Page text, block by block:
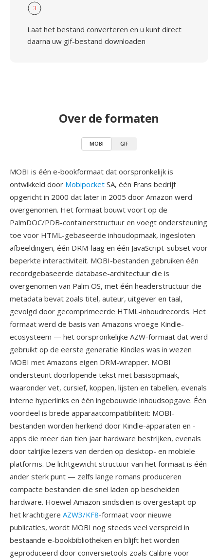
3
Laat het bestand converteren en u kunt direct
daarna uw gif-bestand downloaden
Over de formaten
MOBI GIF
MOBI is één e-bookformaat dat oorspronkelijk is
ontwikkeld door Mobipocket SA, één Frans bedrijf
opgericht in 2000 dat later in 2005 door Amazon werd
overgenomen. Het formaat bouwt voort op de
PalmDOC/PDB-containerstructuur en voegt ondersteuning
toe voor HTML-gebaseerde inhoudopmaak, ingesloten
afbeeldingen, één DRM-laag en één JavaScript-subset voor
beperkte interactiviteit. MOBI-bestanden gebruiken één
recordgebaseerde database-architectuur die is
overgenomen van Palm OS, met één headerstructuur die
metadata bevat zoals titel, auteur, uitgever en taal,
gevolgd door gecomprimeerde HTML-inhoudrecords. Het
formaat werd de basis van Amazons vroege Kindle-
ecosysteem — het oorspronkelijke AZW-formaat dat werd
gebruikt op de eerste generatie Kindles was in wezen
MOBI met Amazons eigen DRM-wrapper. MOBI
ondersteunt doorlopende tekst met basisopmaak,
waaronder vet, cursief, koppen, lijsten en tabellen, evenals
interne hyperlinks en één ingebouwde inhoudsopgave. Één
voordeel is brede apparaatcompatibiliteit: MOBI-
bestanden worden herkend door Kindle-apparaten en -
apps die meer dan tien jaar hardware bestrijken, evenals
door talrijke lezers van derden op desktop- en mobiele
platforms. De lichtgewicht structuur van het formaat is één
ander sterk punt — zelfs lange romans produceren
compacte bestanden die snel laden op bescheiden
hardware. Hoewel Amazon sindsdien is overgestapt op
het krachtigere AZW3/KF8-formaat voor nieuwe
publicaties, wordt MOBI nog steeds veel verspreid in
bestaande e-bookbibliotheken en blijft het worden
geproduceerd door conversietools zoals Calibre voor